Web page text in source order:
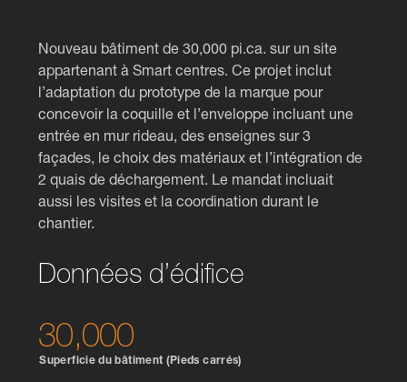
Nouveau bâtiment de 30,000 pi.ca. sur un site
appartenant à Smart centres. Ce projet inclut
l’adaptation du prototype de la marque pour
concevoir la coquille et l’enveloppe incluant une
entrée en mur rideau, des enseignes sur 3
façades, le choix des matériaux et l’intégration de
2 quais de déchargement. Le mandat incluait
aussi les visites et la coordination durant le
chantier.
Données d’édifice
30,000
Superficie du bâtiment (Pieds carrés)